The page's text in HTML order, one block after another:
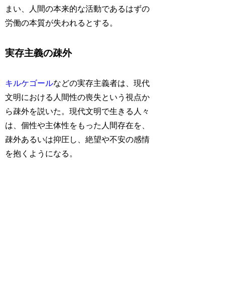
まい、人間の本来的な活動であるはずの
労働の本質が失われるとする。
実存主義の疎外
キルケゴールなどの実存主義者は、現代
文明における人間性の喪失という視点か
ら疎外を説いた。現代文明で生きる人々
は、個性や主体性をもった人間存在を、
疎外あるいは抑圧し、絶望や不安の感情
を抱くようになる。